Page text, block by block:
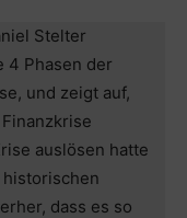
Stelter
4 Phasen der
und zeigt auf,
auslösen hatte
historischen
dass es so